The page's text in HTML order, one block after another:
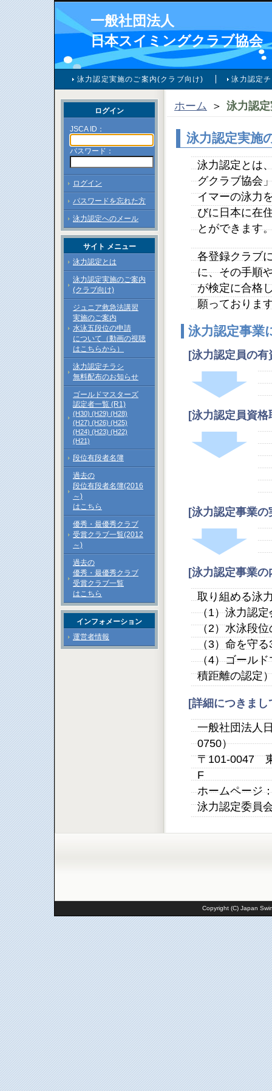
一般社団法人
日本スイミングクラブ協会
泳力認定実施のご案内(クラブ向け) 泳力認定
ホーム ＞ 泳力認
泳力認定実施
泳力認定とは
グクラブ協会
イマーの泳力
びに日本に在
とができます
各登録クラブ
に、その手順
が検定に合格
願っておりま
泳力認定事業
[泳力認定員の
[泳力認定員資
[泳力認定事業の
[泳力認定事業の
取り組める泳
（1）泳力認
（2）水泳段
（3）命を守
（4）ゴール
積距離の認
[詳細につきま
一般社団法人
0750）
〒101-0047
F
ホームページ
泳力認定委員
ログイン
JSCA ID：
パスワード：
ログイン
パスワードを忘れた方
泳力認定へのメール
サイト メニュー
泳力認定とは
泳力認定実施のご案内
(クラブ向け)
ジュニア救急法講習
実施のご案内
水泳五段位の申請
について（動画の視聴
はこちらから）
泳力認定チラシ
無料配布のお知らせ
ゴールドマスターズ
認定者一覧 (R1)
(H30) (H29) (H28)
(H27) (H26) (H25)
(H24) (H23) (H22)
(H21)
段位有段者名簿
過去の
段位有段者名簿(2016
～)
はこちら
優秀・最優秀クラブ
受賞クラブ一覧(2012
～)
過去の
優秀・最優秀クラブ
受賞クラブ一覧
はこちら
インフォメーション
運営者情報
Copyright (C) Japan